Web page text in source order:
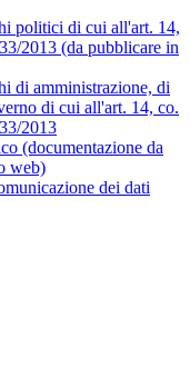
politici di cui all'art. 14,
2013 (da pubblicare in
di amministrazione, di
di cui all'art. 14, co.
2013
(documentazione da
web)
dei dati